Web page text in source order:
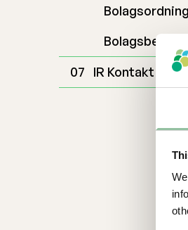
Bolagsordning
IR Kontakt